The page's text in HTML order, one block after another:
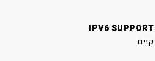
IPV6 SUPPORT
קיים